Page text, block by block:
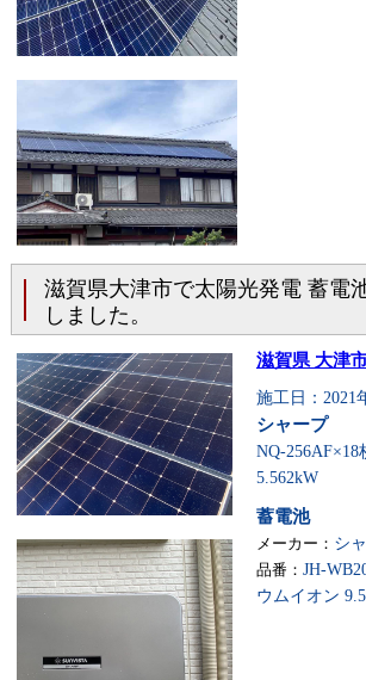
滋賀県大津市で太陽光発電 蓄電
しました。
滋賀県 大津
施工日：2021
シャープ
NQ-256AF×18
5.562kW
蓄電池
メーカー： シ
品番： JH-
ウムイオン